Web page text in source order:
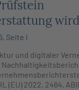
wird
Seite I
und digitaler
2022, 2464,